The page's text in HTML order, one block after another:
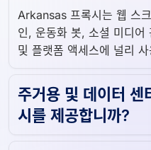
Arkansas 프록시는 웹 스
인, 운동화 봇, 소셜 미디
및 플랫폼 액세스에 널리
주거용 및 데이터
시를 제공합니까?